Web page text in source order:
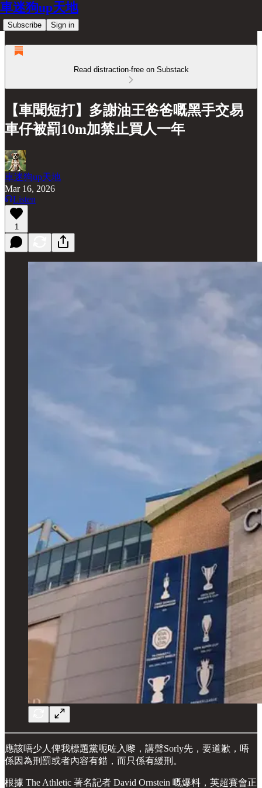
車迷狗up天地
Subscribe Sign in
Read distraction-free on Substack
【車聞短打】多謝油王爸爸嘅黑手交易
車仔被罰10m加禁止買人一年
車迷狗up天地
Mar 16, 2026
Listen
1
應該唔少人俾我標題黨呃咗入嚟，講聲Sorly先，要道歉，唔
係因為刑罰或者內容有錯，而只係有緩刑。
根據 The Athletic 著名記者 David Ornstein 嘅爆料，英超賽會正